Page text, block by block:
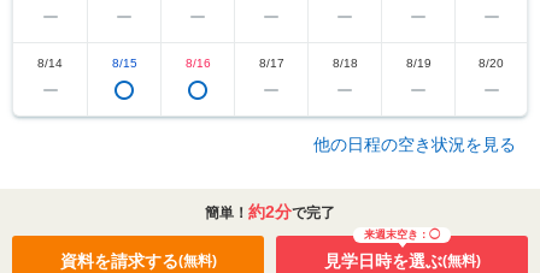
※掲載の距離は現地から計測したものです。また、徒歩分数は80mを1分で算出し、端数を切り
時間帯、信号待ち等の時間により、所要時間が変わる場合があります。
【画像についての注釈】
注1：総戸数155戸中、133戸が3LDK
注2：モデルルーム(Nタイプ)(※有償オプション・個別設計変更(有償)を含む。無償セレクト・有
償オプションには申込期限があります。また、有償オプションはタイプ、階数によって設置で
プション他、家具・備品等は販売価額に含まれておりません。無償セレクト・有償オプション
には申込期限があります。また、有償オプションはお部屋のタイプ、階数によって設置できな
いものがございます。
8/14 8/15 8/16 8/17 8/18 8/19 8/20
他の日程の空き状況を見る
簡単！ 約2分で完了
資料を請求する(無料)
来週末空き：◯
見学日時を選ぶ(無料)